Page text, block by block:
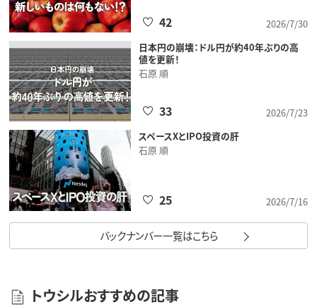
2026/7/30
42
日本円の崩壊：ドル円が約40年ぶりの高
値を更新！
石原 順
2026/7/23
33
スペースXとIPO投資の肝
石原 順
2026/7/16
25
バックナンバー一覧はこちら
トウシルおすすめの記事